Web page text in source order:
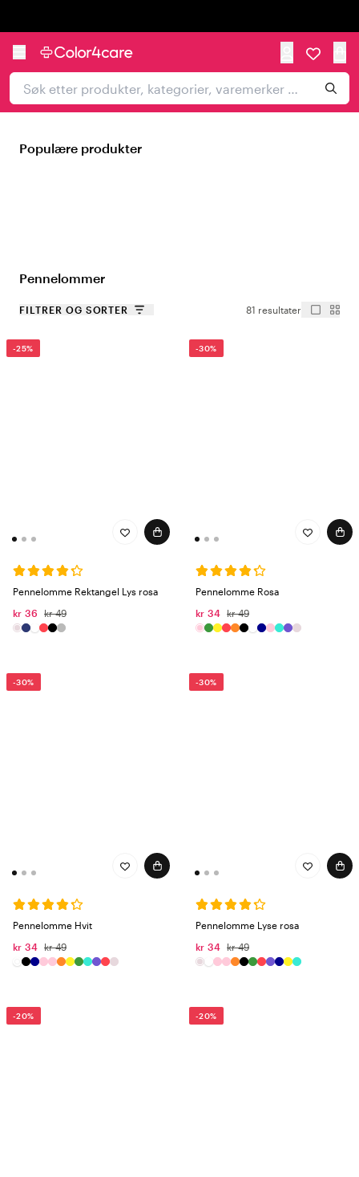
Populære produkter
Pennelommer
FILTRER OG SORTER 81 resultater
-25%
Pennelomme Rektangel Lys rosa
kr 36
kr 49
-30%
Pennelomme Rosa
kr 34 kr 49
-30%
Pennelomme Hvit
kr 34 kr 49
-30%
Pennelomme Lyse rosa
kr 34 kr 49
-20% -20%